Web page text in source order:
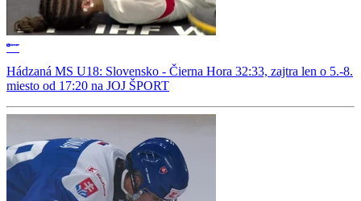
Hádzaná MS U18: Slovensko - Čierna Hora 32:33, zajtra len o 5.-8.
miesto od 17:20 na JOJ ŠPORT